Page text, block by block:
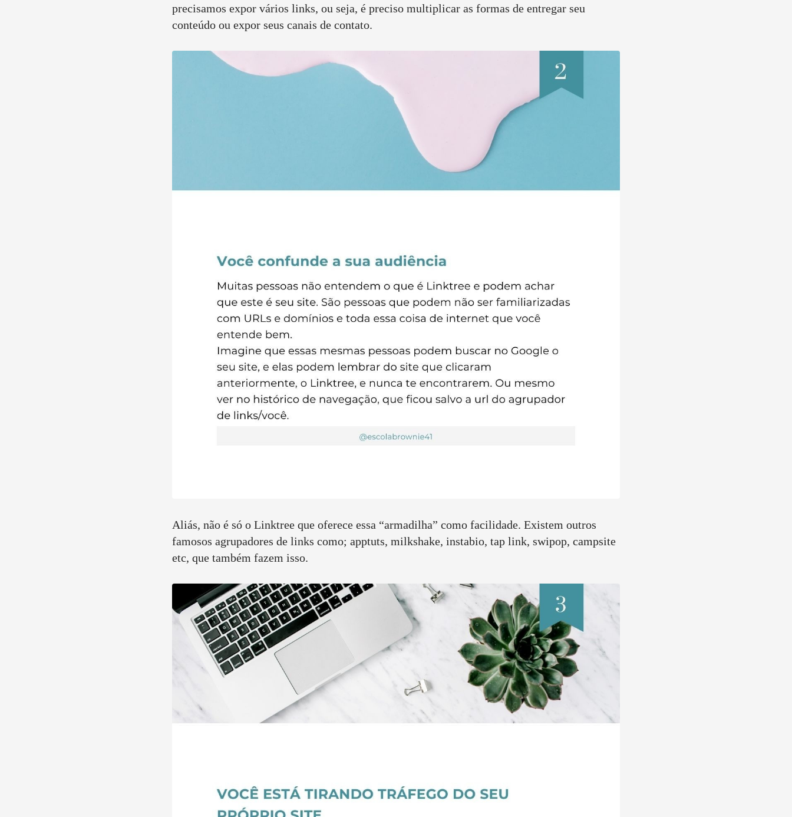
precisamos expor vários links, ou seja, é preciso multiplicar as formas de entregar seu
conteúdo ou expor seus canais de contato.
Aliás, não é só o Linktree que oferece essa “armadilha” como facilidade. Existem outros
famosos agrupadores de links como; apptuts, milkshake, instabio, tap link, swipop, campsite
etc, que também fazem isso.